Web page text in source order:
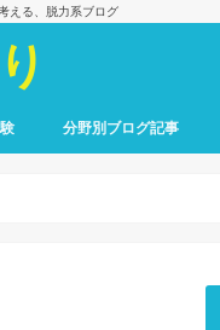
える、脱力系ブログ
分野別ブログ記事